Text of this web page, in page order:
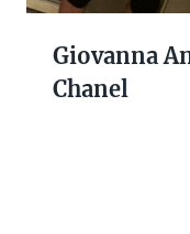
Giovanna
Chanel